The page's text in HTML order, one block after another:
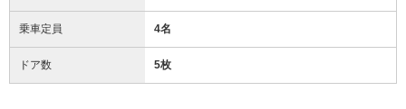
乗車定員 4名
ドア数 5枚